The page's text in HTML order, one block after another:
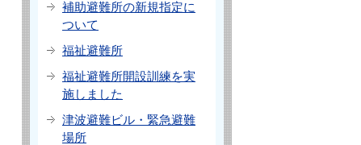
補助避難所の新規指定に
ついて
福祉避難所
福祉避難所開設訓練を実
施しました
津波避難ビル・緊急避難
場所